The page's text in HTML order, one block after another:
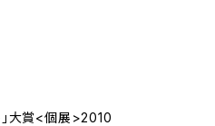
大賞<個展>2010